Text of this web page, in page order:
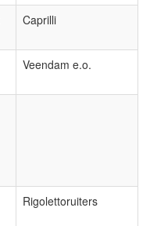
Caprilli
Veendam e.o.
Rigolettoruiters